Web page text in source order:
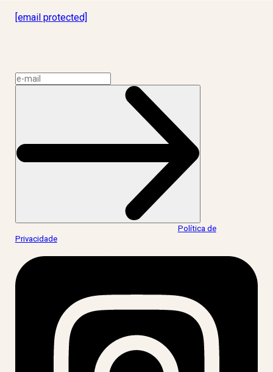
[email protected]
Política de
Privacidade.